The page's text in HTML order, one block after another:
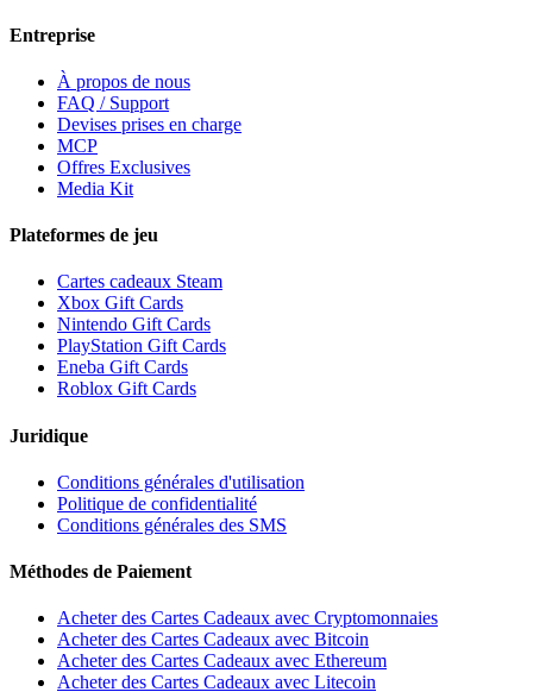
Entreprise
À propos de nous
FAQ / Support
Devises prises en charge
MCP
Offres Exclusives
Media Kit
Plateformes de jeu
Cartes cadeaux Steam
Xbox Gift Cards
Nintendo Gift Cards
PlayStation Gift Cards
Eneba Gift Cards
Roblox Gift Cards
Juridique
Conditions générales d'utilisation
Politique de confidentialité
Conditions générales des SMS
Méthodes de Paiement
Acheter des Cartes Cadeaux avec Cryptomonnaies
Acheter des Cartes Cadeaux avec Bitcoin
Acheter des Cartes Cadeaux avec Ethereum
Acheter des Cartes Cadeaux avec Litecoin